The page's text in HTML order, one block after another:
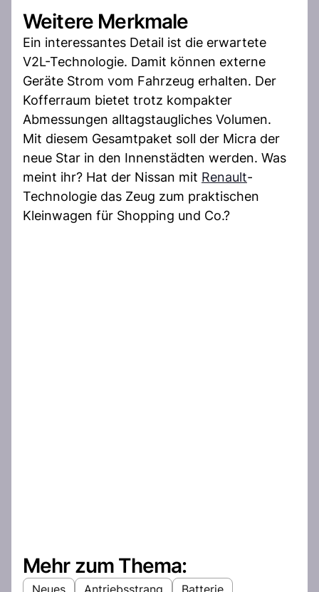
Weitere Merkmale
Ein interessantes Detail ist die erwartete
V2L-Technologie. Damit können externe
Geräte Strom vom Fahrzeug erhalten. Der
Kofferraum bietet trotz kompakter
Abmessungen alltagstaugliches Volumen.
Mit diesem Gesamtpaket soll der Micra der
neue Star in den Innenstädten werden. Was
meint ihr? Hat der Nissan mit Renault-
Technologie das Zeug zum praktischen
Kleinwagen für Shopping und Co.?
Mehr zum Thema:
Neues Antriebsstrang Batterie